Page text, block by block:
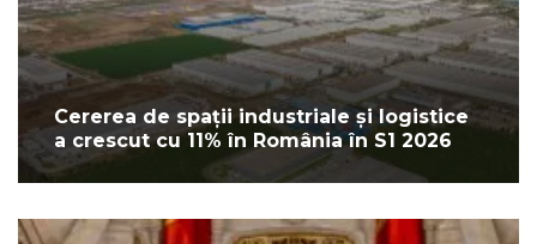
Cererea de spații industriale și logistice
a crescut cu 11% în România în S1 2026